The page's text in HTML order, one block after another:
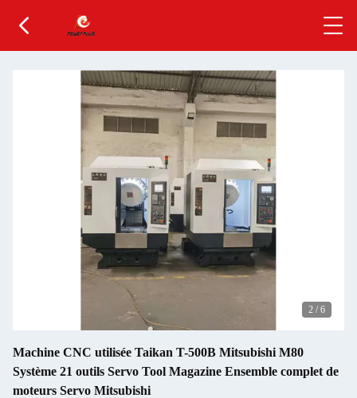
2 / 6
Machine CNC utilisée Taikan T-500B Mitsubishi M80
Système 21 outils Servo Tool Magazine Ensemble complet de
moteurs Servo Mitsubishi